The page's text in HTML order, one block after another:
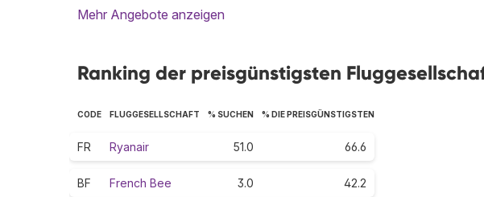
Mehr Angebote anzeigen
Ranking der preisgünstigsten
CODE FLUGGESELLSCHAFT % SUCHEN % DIE PREISGÜNSTIGSTEN
FR Ryanair 51.0 66.6
BF French Bee 3.0 42.2